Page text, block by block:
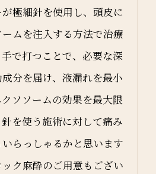
極細針を使用し、頭皮に
ムを注入する方法で治療
で打つことで、必要な深
分を届け、液漏れを最小
ソソームの効果を最大限
を使う施術に対して痛み
らっしゃるかと思います
ク麻酔のご用意もござい